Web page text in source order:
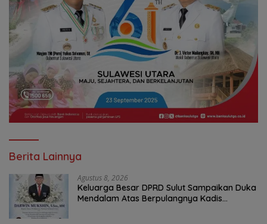
Berita Lainnya
Agustus 8, 2026
Keluarga Besar DPRD Sulut Sampaikan Duka
Mendalam Atas Berpulangnya Kadis